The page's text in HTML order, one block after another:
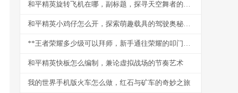
和平精英旋转飞机在哪，副标题，探寻天空舞者的秘密坐标
和平精英小鸡仔怎么开，探索萌趣载具的驾驶奥秘，副标题，从获取到驰骋战场的全指南
**王者荣耀多少级可以拜师，新手通往荣耀的叩门砖**
和平精英快板怎么编制，兼论虚拟战场的节奏艺术
我的世界手机版火车怎么做，红石与矿车的奇妙之旅